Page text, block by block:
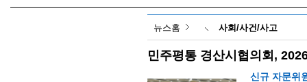
뉴스홈 사회/사건/사고
민주평통 경산시협의회,
신규 자문위